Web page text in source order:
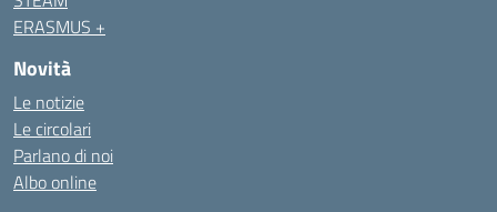
ERASMUS +
Novità
Le notizie
Le circolari
Parlano di noi
Albo online